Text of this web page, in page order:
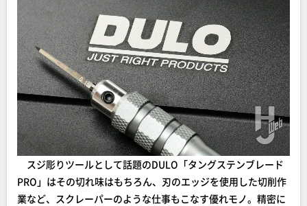
スジ彫りツールとして話題のDULO「タングステンブレード
PRO」はその切れ味はもちろん、刃のエッジを使用した切削作
業など、スクレーパーのような仕事もこなす優れモノ。精密に